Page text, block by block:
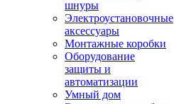
шнуры
Электроустановочные
аксессуары
Монтажные коробки
Оборудование
защиты и
автоматизации
Умный дом